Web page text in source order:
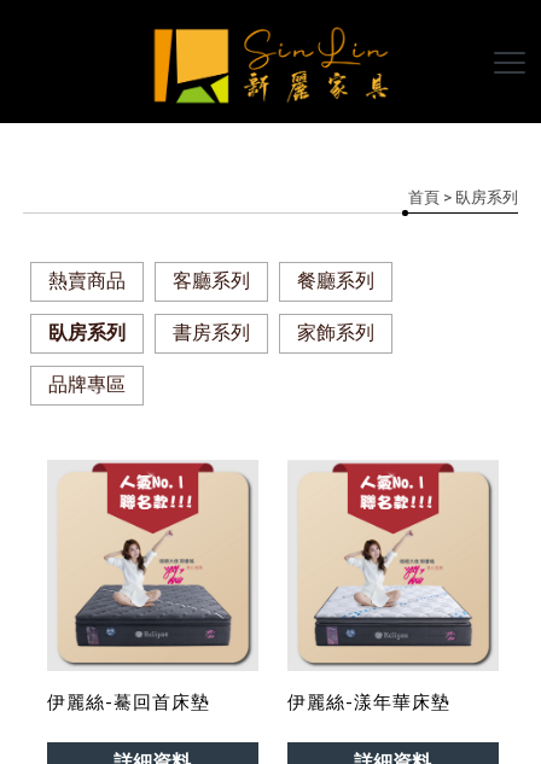
首頁 > 臥房系列
熱賣商品 客廳系列 餐廳系列
臥房系列 書房系列 家飾系列
品牌專區
伊麗絲-驀回首床墊 伊麗絲-漾年華床墊